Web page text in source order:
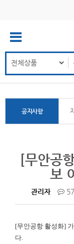
공지사항
[무안공
보
관리자 57
[무안공항 활성화]
다.